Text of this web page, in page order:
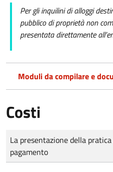
Per gli inquilini di alloggi
pubblico di proprietà non
presentata direttamente
Moduli da compilare e
Costi
Tipo di pagamento
Importo
La presentazione della
pagamento